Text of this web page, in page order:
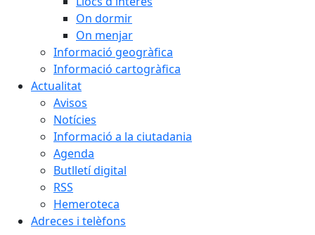
On dormir
On menjar
Informació geogràfica
Informació cartogràfica
Actualitat
Avisos
Notícies
Informació a la ciutadania
Agenda
Butlletí digital
RSS
Hemeroteca
Adreces i telèfons